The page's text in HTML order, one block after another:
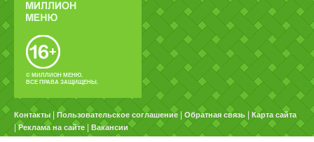
© МИЛЛИОН МЕНЮ.
ВСЕ ПРАВА ЗАЩИЩЕНЫ.
Контакты Пользовательское соглашение Обратная связь Карта сайта
|Реклама на сайте Вакансии